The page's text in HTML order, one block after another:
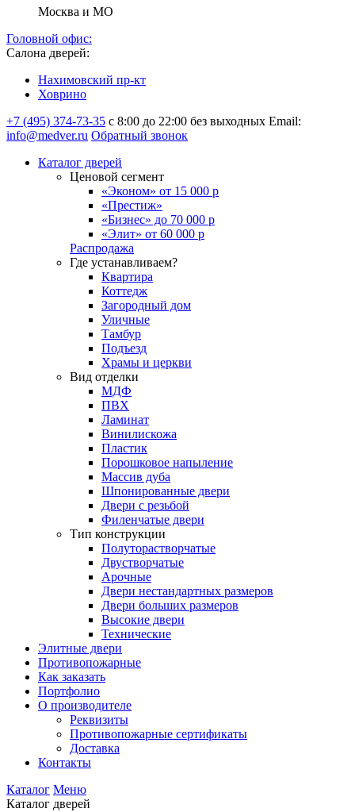
Москва и МО
Головной офис:
Салона дверей:
Нахимовский пр-кт
Ховрино
+7 (495) 374-73-35 с 8:00 до 22:00 без выходных Email:
info@medver.ru Обратный звонок
Каталог дверей
Ценовой сегмент
«Эконом» от 15 000 р
«Престиж»
«Бизнес» до 70 000 р
«Элит» от 60 000 р
Распродажа
Где устанавливаем?
Квартира
Коттедж
Загородный дом
Уличные
Тамбур
Подъезд
Храмы и церкви
Вид отделки
МДФ
ПВХ
Ламинат
Винилискожа
Пластик
Порошковое напыление
Массив дуба
Шпонированные двери
Двери с резьбой
Филенчатые двери
Тип конструкции
Полуторастворчатые
Двустворчатые
Арочные
Двери нестандартных размеров
Двери больших размеров
Высокие двери
Технические
Элитные двери
Противопожарные
Как заказать
Портфолио
О производителе
Реквизиты
Противопожарные сертификаты
Доставка
Контакты
Каталог Меню
Каталог дверей